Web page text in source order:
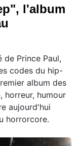
l'album
Prince Paul,
codes du hip-
album des
horreur, humour
aujourd'hui
horrorcore.